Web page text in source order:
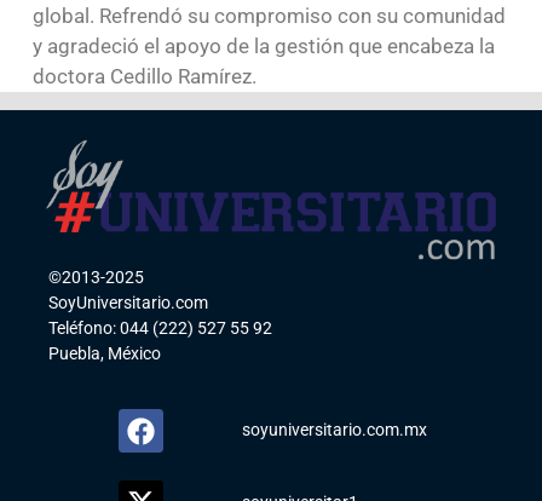
global. Refrendó su compromiso con su comunidad
y agradeció el apoyo de la gestión que encabeza la
doctora Cedillo Ramírez.
©2013-2025
SoyUniversitario.com
Teléfono: 044 (222) 527 55 92
Puebla, México
soyuniversitario.com.mx